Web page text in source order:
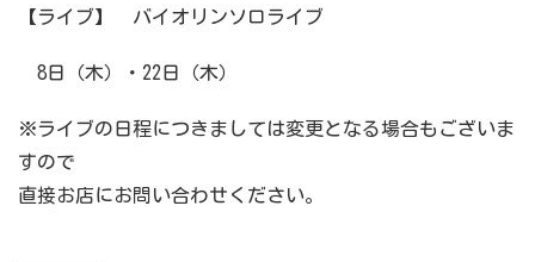
【ライブ】 バイオリンソロライブ
8日（木）・22日（木）
※ライブの日程につきましては変更となる場合もございま
すので
直接お店にお問い合わせください。